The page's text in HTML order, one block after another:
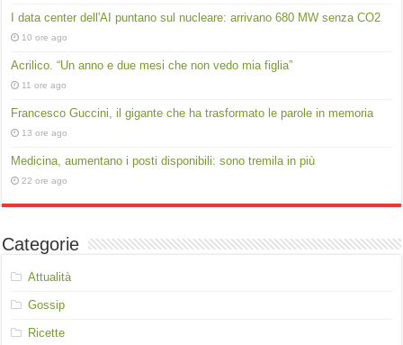
I data center dell'AI puntano sul nucleare: arrivano 680 MW senza CO2
10 ore ago
Acrilico. “Un anno e due mesi che non vedo mia figlia”
11 ore ago
Francesco Guccini, il gigante che ha trasformato le parole in memoria
13 ore ago
Medicina, aumentano i posti disponibili: sono tremila in più
22 ore ago
Categorie
Attualità
Gossip
Ricette